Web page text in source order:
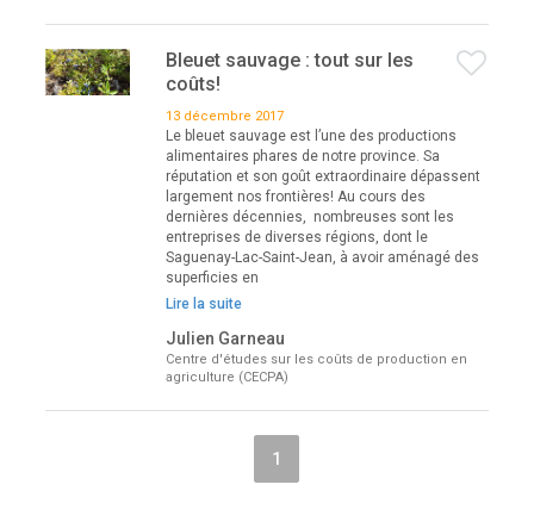
Bleuet sauvage : tout sur les
coûts!
13 décembre 2017
Le bleuet sauvage est l’une des productions
alimentaires phares de notre province. Sa
réputation et son goût extraordinaire dépassent
largement nos frontières! Au cours des
dernières décennies, nombreuses sont les
entreprises de diverses régions, dont le
Saguenay-Lac-Saint-Jean, à avoir aménagé des
superficies en
Lire la suite
Julien Garneau
Centre d'études sur les coûts de production en
agriculture (CECPA)
1